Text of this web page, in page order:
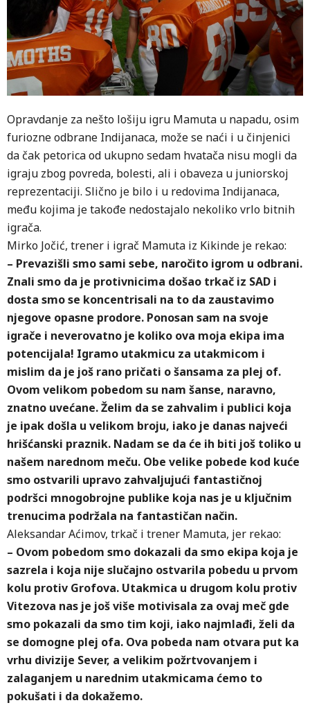
Opravdanje za nešto lošiju igru Mamuta u napadu, osim
furiozne odbrane Indijanaca, može se naći i u činjenici
da čak petorica od ukupno sedam hvatača nisu mogli da
igraju zbog povreda, bolesti, ali i obaveza u juniorskoj
reprezentaciji. Slično je bilo i u redovima Indijanaca,
među kojima je takođe nedostajalo nekoliko vrlo bitnih
igrača.
Mirko Jočić, trener i igrač Mamuta iz Kikinde je rekao:
– Prevazišli smo sami sebe, naročito igrom u odbrani.
Znali smo da je protivnicima došao trkač iz SAD i
dosta smo se koncentrisali na to da zaustavimo
njegove opasne prodore. Ponosan sam na svoje
igrače i neverovatno je koliko ova moja ekipa ima
potencijala! Igramo utakmicu za utakmicom i
mislim da je još rano pričati o šansama za plej of.
Ovom velikom pobedom su nam šanse, naravno,
znatno uvećane. Želim da se zahvalim i publici koja
je ipak došla u velikom broju, iako je danas najveći
hrišćanski praznik. Nadam se da će ih biti još toliko u
našem narednom meču. Obe velike pobede kod kuće
smo ostvarili upravo zahvaljujući fantastičnoj
podršci mnogobrojne publike koja nas je u ključnim
trenucima podržala na fantastičan način.
Aleksandar Aćimov, trkač i trener Mamuta, jer rekao:
– Ovom pobedom smo dokazali da smo ekipa koja je
sazrela i koja nije slučajno ostvarila pobedu u prvom
kolu protiv Grofova. Utakmica u drugom kolu protiv
Vitezova nas je još više motivisala za ovaj meč gde
smo pokazali da smo tim koji, iako najmlađi, želi da
se domogne plej ofa. Ova pobeda nam otvara put ka
vrhu divizije Sever, a velikim požrtvovanjem i
zalaganjem u narednim utakmicama ćemo to
pokušati i da dokažemo.